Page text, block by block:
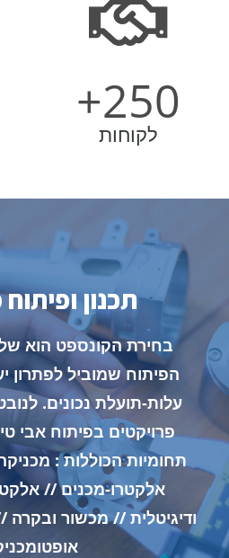
250
+
לקוחות
תכנון
בחירת הקונספט הוא
הפיתוח שמוביל לפתרון
עלות-תועלת נכונים.
פרויקטים בפיתוח אבי
תחומיות הכוללות :
אלקטרו-מכנים //
ודיגיטלית // מכשור
קרא עוד